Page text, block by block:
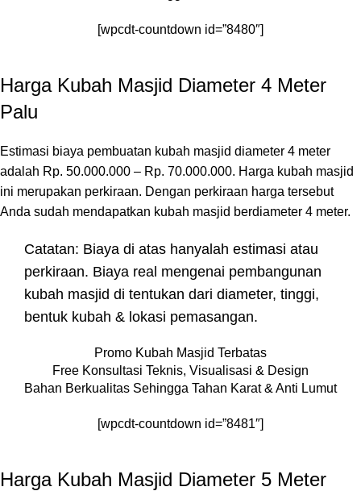
[wpcdt-countdown id=”8480″]
Harga Kubah Masjid Diameter 4 Meter
Palu
Estimasi biaya pembuatan kubah masjid diameter 4 meter
adalah Rp. 50.000.000 – Rp. 70.000.000. Harga kubah masjid
ini merupakan perkiraan. Dengan perkiraan harga tersebut
Anda sudah mendapatkan kubah masjid berdiameter 4 meter.
Catatan: Biaya di atas hanyalah estimasi atau
perkiraan. Biaya real mengenai pembangunan
kubah masjid di tentukan dari diameter, tinggi,
bentuk kubah & lokasi pemasangan.
Promo Kubah Masjid Terbatas
Free Konsultasi Teknis, Visualisasi & Design
Bahan Berkualitas Sehingga Tahan Karat & Anti Lumut
[wpcdt-countdown id=”8481″]
Harga Kubah Masjid Diameter 5 Meter